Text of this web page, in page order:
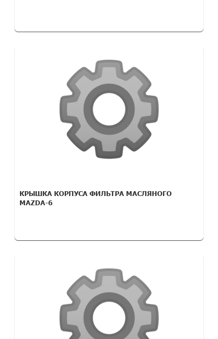
КРЫШКА КОРПУСА ФИЛЬТРА МАСЛЯНОГО
MAZDA-6